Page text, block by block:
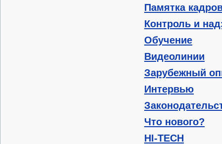
Памятка
Контроль и
Обучение
Видеолинии
Зарубежный
Интервью
Что нового?
HI-TECH